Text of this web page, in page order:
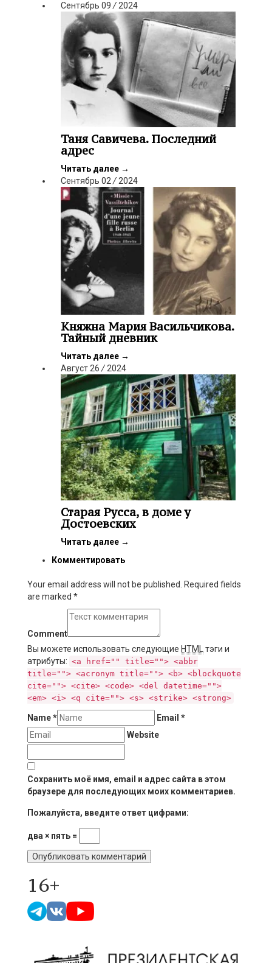
Сентябрь 09 / 2024
Таня Савичева. Последний
адрес
Читать далее →
Сентябрь 02 / 2024
Княжна Мария Васильчикова.
Тайный дневник
Читать далее →
Август 26 / 2024
Старая Русса, в доме у
Достоевских
Читать далее →
Комментировать
Your email address will not be published. Required fields
are marked *
Comment
Вы можете использовать следующие HTMLтэги и
атрибуты: <a href="" title=""> <abbr
title=""> <acronym title=""> <b> <blockquote
cite=""> <cite> <code> <del datetime="">
<em> <i> <q cite=""> <s> <strike> <strong>
Name* Email *
Website
Сохранить моё имя, email и адрес сайта в этом
браузере для последующих моих комментариев.
Пожалуйста, введите ответ цифрами:
два × пять =
16+